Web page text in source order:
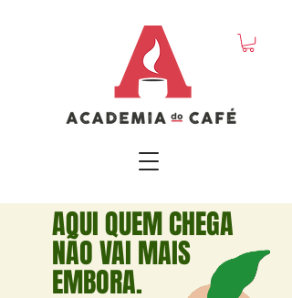
AQUI QUEM CHEGA
NÃO VAI MAIS
EMBORA.